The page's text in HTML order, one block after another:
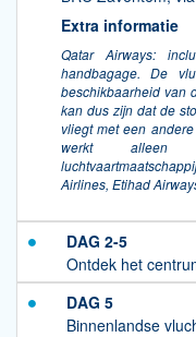
Extra informatie
Qatar Airways:
handbagage. De
beschikbaarheid van
kan dus zijn dat de
vliegt met een
werkt alleen
Airlines, Etihad
DAG 2-5
Ontdek het
DAG 5
Binnenlandse